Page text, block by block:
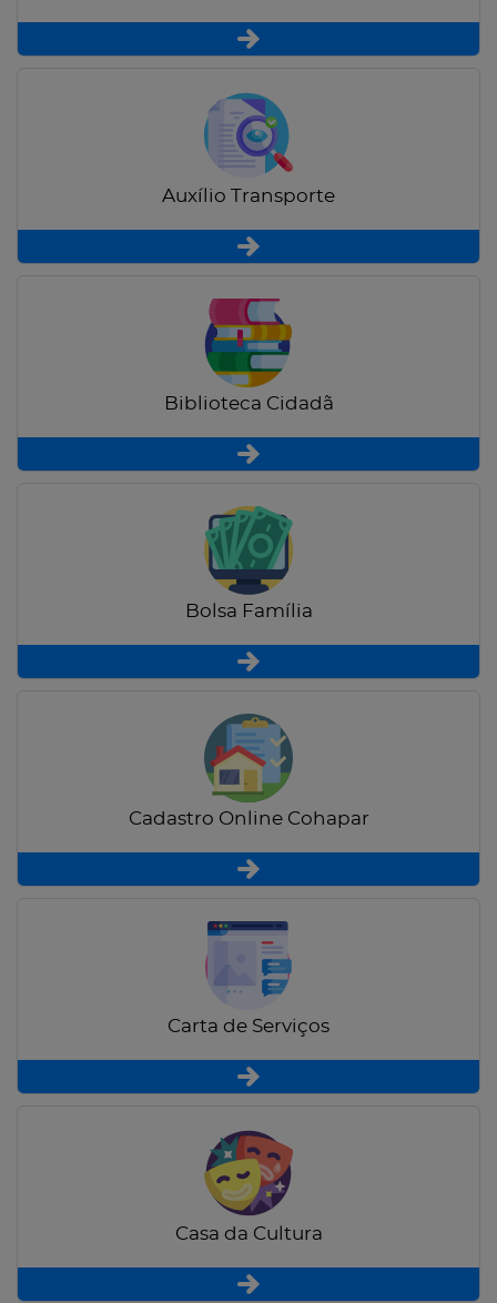
Auxílio Transporte
Biblioteca Cidadã
Bolsa Família
Cadastro Online Cohapar
Carta de Serviços
Casa da Cultura